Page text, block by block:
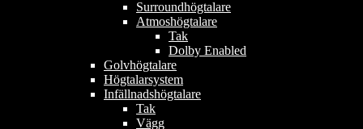
Surroundhögtalare
Atmoshögtalare
Tak
Dolby Enabled
Golvhögtalare
Högtalarsystem
Infällnadshögtalare
Tak
Vägg